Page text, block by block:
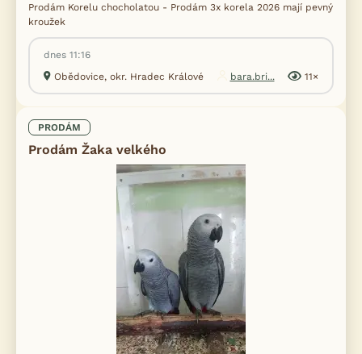
Prodám Korelu chocholatou - Prodám 3x korela 2026 mají pevný
kroužek
dnes 11:16
Obědovice, okr. Hradec Králové
bara.bri... 11×
PRODÁM
Prodám Žaka velkého